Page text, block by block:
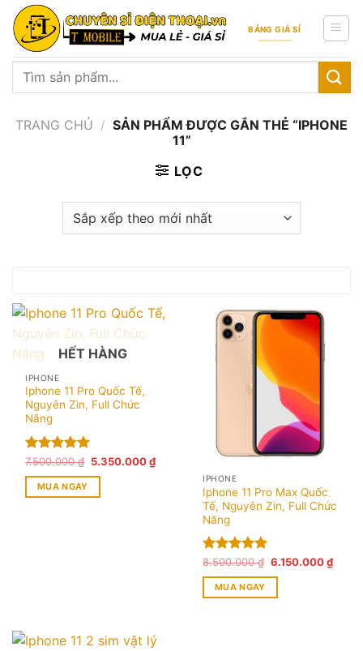
Skip
content
BẢNG GIÁ SỈ
Tìm
TRANG CHỦ / SẢN PHẨM ĐƯỢC GẮN THẺ “IPHONE
11”
LỌC
HẾT HÀNG
IPHONE
Iphone 11 Pro Quốc Tế,
Nguyên Zin, Full Chức
Năng
Được xếp
hạng5.00
5 sao
7.500.000₫ Giá
là:
5.350.000₫Giá
hiện
5.350.000 ₫.
MUA NGAY
IPHONE
Iphone 11 Pro Max Quốc
Tế, Nguyên Zin, Full Chức
Năng
Được xếp
hạng5.00
5 sao
8.500.000₫ Giá
là:
6.150.000₫Giá
hiện
MUA NGAY